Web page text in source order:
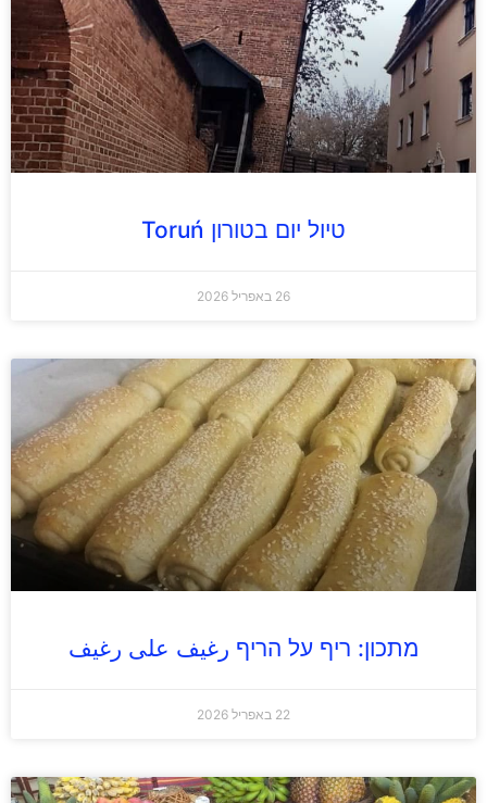
טיול יום בטורון Toruń
26 באפריל 2026
מתכון: ריף על הריף رغيف على رغيف
22 באפריל 2026